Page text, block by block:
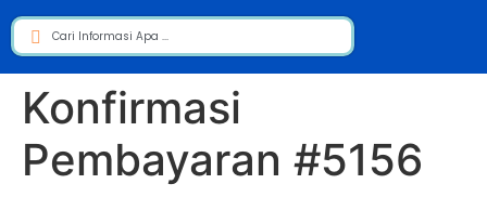
Konfirmasi
Pembayaran #5156